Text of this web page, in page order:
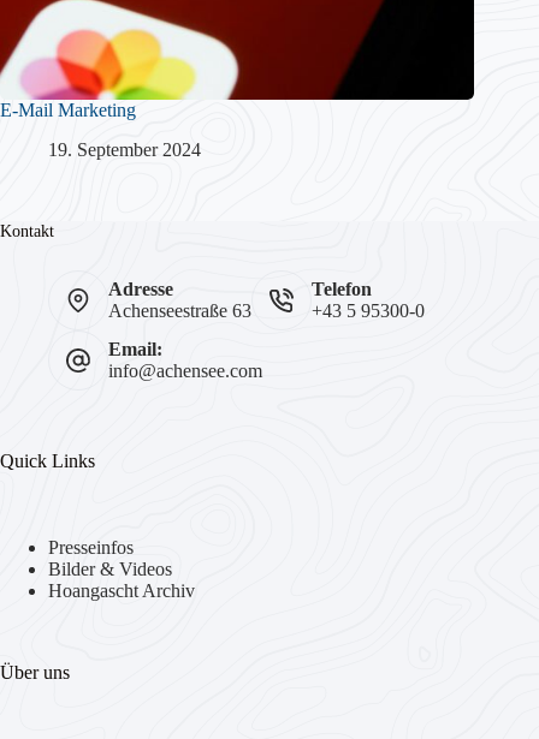
E-Mail Marketing
19. September 2024
Kontakt
Adresse
Achenseestraße 63
Telefon
+43 5 95300-0
Email:
info@achensee.com
Quick Links
Presseinfos
Bilder & Videos
Hoangascht Archiv
Über uns